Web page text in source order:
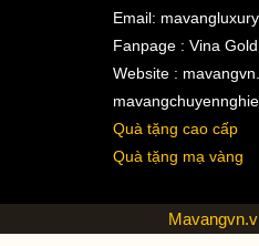
Email:
Fanpage : Vina
Website :
Quà tặng cao cấp
Quà tặng mạ vàng